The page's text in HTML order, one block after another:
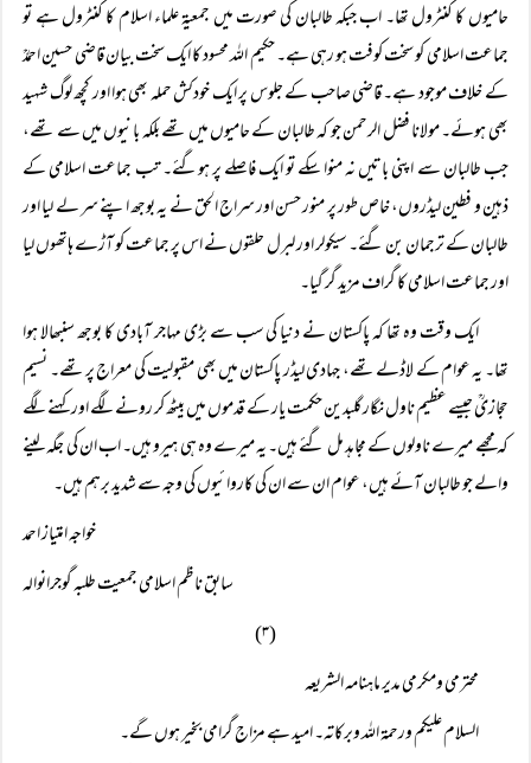
حامیوں کا کنٹرول تھا۔ اب جبکہ طالبان کی صورت میں جمعیۃ علماء اسلام کا کنٹرول ہے تو
جماعت اسلامی کو سخت کوفت ہو رہی ہے۔ حکیم اللہ محسود کا ایک سخت بیان قاضی حسین احمدؒ
کے خلاف موجود ہے۔ قاضی صاحب کے جلوس پر ایک خودکش حملہ بھی ہوا اور کچھ لوگ شہید
بھی ہوئے۔ مولانا فضل الرحمن جو کہ طالبان کے حامیوں میں تھے بلکہ بانیوں میں سے تھے،
جب طالبان سے اپنی باتیں نہ منوا سکے تو ایک فاصلے پر ہوگئے۔ تب جماعت اسلامی کے
ذہین و فطین لیڈروں، خاص طور پر منور حسن اور سراج الحق نے یہ بوجھ اپنے سر لے لیا اور
طالبان کے ترجمان بن گئے۔ سیکولر اور لبرل حلقوں نے اس پر جماعت کو آڑے ہاتھوں لیا
اور جماعت اسلامی کا گراف مزید گر گیا۔
ایک وقت وہ تھا کہ پاکستان نے دنیا کی سب سے بڑی مہاجر آبادی کا بوجھ سنبھالا ہوا
تھا۔ یہ عوام کے لاڈلے تھے، جہادی لیڈر پاکستان میں بھی مقبولیت کی معراج پر تھے۔ نسیم
حجازیؒ جیسے عظیم ناول نگار گلبدین حکمت یار کے قدموں میں بیٹھ کر رونے لگے اور کہنے لگے
کہ مجھے میرے ناولوں کے مجاہد مل گئے ہیں۔ یہ میرے وہ ہی ہیرو ہیں۔ اب ان کی جگہ لینے
والے جو طالبان آئے ہیں، عوام ان سے ان کی کاروائیوں کی وجہ سے شدید برہم ہیں۔
خواجہ امتیاز احمد
سابق ناظم اسلامی جمعیت طلبہ گوجرانوالہ
(۳)
محترمی ومکرمی مدیر ماہنامہ الشریعہ
السلام علیکم ورحمۃ اللہ وبرکاتہ۔ امید ہے مزاج گرامی بخیر ہوں گے۔